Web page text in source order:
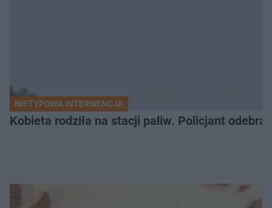
NIETYPOWA INTERWENCJA
Kobieta rodziła na stacji paliw. Policjant